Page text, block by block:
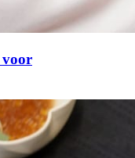
voor